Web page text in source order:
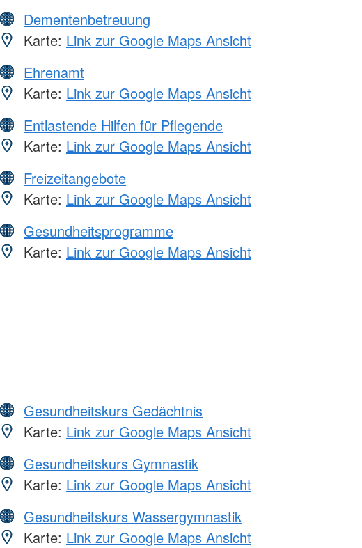
Dementenbetreuung
Karte: Link zur Google Maps Ansicht
Ehrenamt
Karte: Link zur Google Maps Ansicht
Entlastende Hilfen für Pflegende
Karte: Link zur Google Maps Ansicht
Freizeitangebote
Karte: Link zur Google Maps Ansicht
Gesundheitsprogramme
Karte: Link zur Google Maps Ansicht
Gesundheitskurs Gedächtnis
Karte: Link zur Google Maps Ansicht
Gesundheitskurs Gymnastik
Karte: Link zur Google Maps Ansicht
Gesundheitskurs Wassergymnastik
Karte: Link zur Google Maps Ansicht